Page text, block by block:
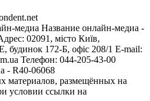
медиа Название онлайн-медиа -
02091, місто Київ,
172-Б, офіс 208/1 E-mail:
Телефон: 044-205-43-00
- R40-06068
материалов, размещённых на
условии ссылки на